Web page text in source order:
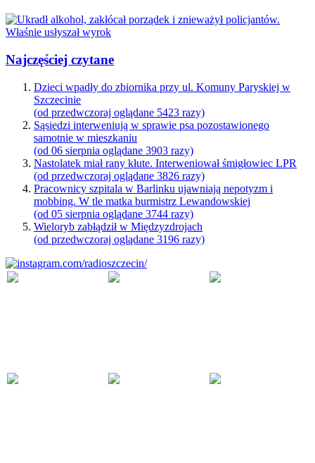
Najczęściej czytane
Dzieci wpadły do zbiornika przy ul. Komuny Paryskiej w
Szczecinie
(od przedwczoraj oglądane 5423 razy)
Sąsiedzi interweniują w sprawie psa pozostawionego
samotnie w mieszkaniu
(od 06 sierpnia oglądane 3903 razy)
Nastolatek miał rany kłute. Interweniował śmigłowiec LPR
(od przedwczoraj oglądane 3826 razy)
Pracownicy szpitala w Barlinku ujawniają nepotyzm i
mobbing. W tle matka burmistrz Lewandowskiej
(od 05 sierpnia oglądane 3744 razy)
Wieloryb zabłądził w Międzyzdrojach
(od przedwczoraj oglądane 3196 razy)